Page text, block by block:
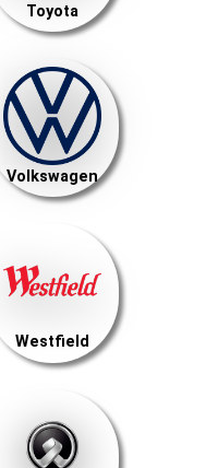
Toyota
Volkswagen
Westfield